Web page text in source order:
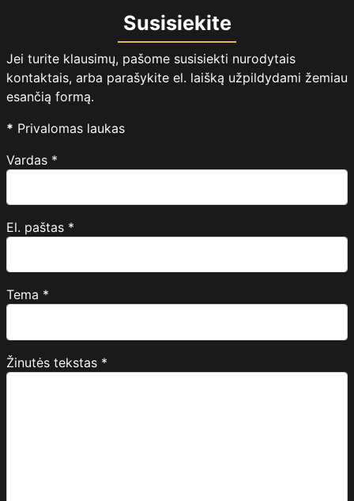
Susisiekite
Jei turite klausimų, pašome susisiekti nurodytais
kontaktais, arba parašykite el. laišką užpildydami žemiau
esančią formą.
* Privalomas laukas
Vardas *
El. paštas *
Tema *
Žinutės tekstas *